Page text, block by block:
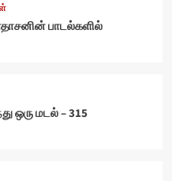
பாடல்களில்
ஒரு மடல் – 315